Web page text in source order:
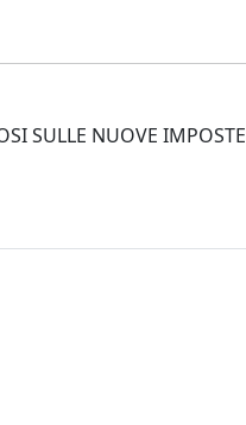
SULLE NUOVE IMPOSTE